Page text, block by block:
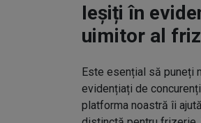
Ieșiți în
uimitor al
Este esențial să puneți
evidențiați de
platforma noastră îi